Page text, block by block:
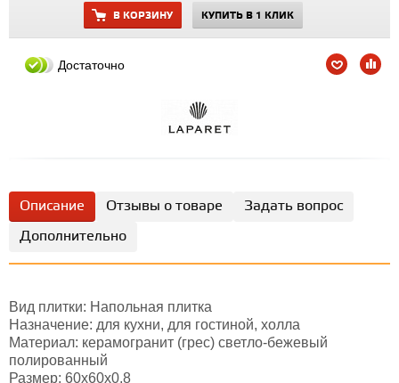
В КОРЗИНУ КУПИТЬ В 1 КЛИК
Достаточно
Описание Отзывы о товаре
Задать вопрос
Дополнительно
Вид плитки: Напольная плитка
Назначение: для кухни, для гостиной, холла
Материал: керамогранит (грес) светло-бежевый
полированный
Размер: 60х60х0,8